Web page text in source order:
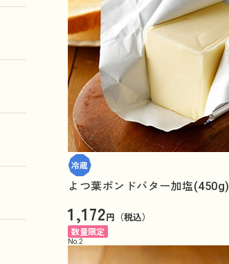
よつ葉ポンドバター加塩(450g)
1,172円（税込）
数量限定
No.2